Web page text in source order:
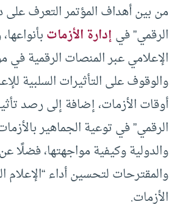
من بين أهداف المؤتمر التعرف على
الرقمي” فيإدارة الأزمات
الإعلامي عبر المنصات الرقمية في
والوقوف على التأثيرات السلبية
أوقات الأزمات، إضافة إلى رصد
الرقمي” في توعية الجماهير
والدولية وكيفية مواجهتها، فضلًا
والمقترحات لتحسين أداء “الإعلام
الأزمات.